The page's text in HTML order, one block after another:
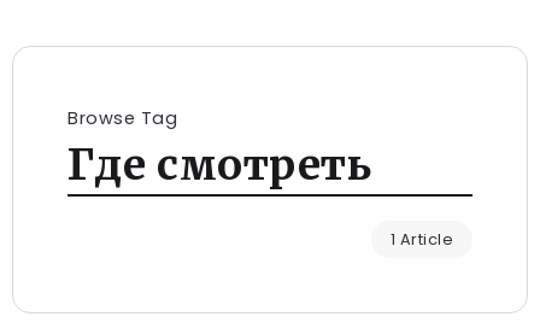
Browse Tag
Где смотреть
1 Article